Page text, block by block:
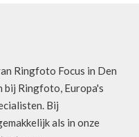
Ringfoto Focus in Den
bij Ringfoto, Europa's
Bij
als in onze